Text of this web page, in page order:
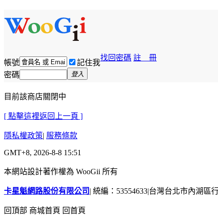
帳號 記住我
找回密碼 註 冊
密碼 登入
目前該商店關閉中
[ 點擊這裡返回上一頁 ]
隱私權政策| 服務條款
GMT+8, 2026-8-8 15:51
本網站設計著作權為 WooGii 所有
卡星魁網路股份有限公司 | 統編：53554633|台灣台北市內湖區
回頂部 商城首頁 回首頁